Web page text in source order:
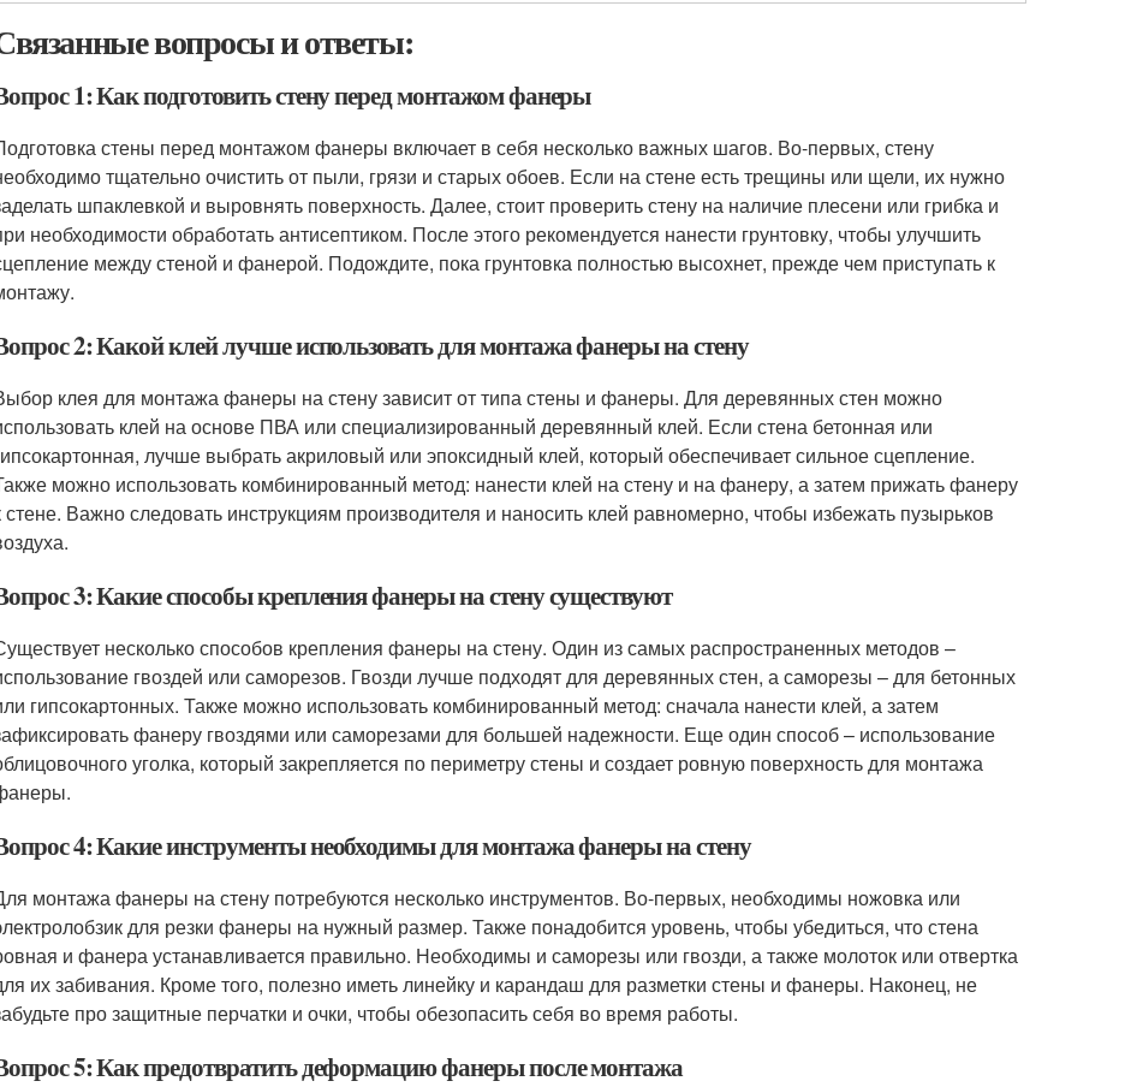
вопросы и ответы:
1: Как подготовить стену перед монтажом фанеры
стены перед монтажом фанеры включает в себя несколько важных шагов. Во-первых, стену
тщательно очистить от пыли, грязи и старых обоев. Если на стене есть трещины или щели, их нужно
шпаклевкой и выровнять поверхность. Далее, стоит проверить стену на наличие плесени или грибка и
необходимости обработать антисептиком. После этого рекомендуется нанести грунтовку, чтобы улучшить
между стеной и фанерой. Подождите, пока грунтовка полностью высохнет, прежде чем приступать к
2: Какой клей лучше использовать для монтажа фанеры на стену
клея для монтажа фанеры на стену зависит от типа стены и фанеры. Для деревянных стен можно
клей на основе ПВА или специализированный деревянный клей. Если стена бетонная или
лучше выбрать акриловый или эпоксидный клей, который обеспечивает сильное сцепление.
можно использовать комбинированный метод: нанести клей на стену и на фанеру, а затем прижать фанеру
стене. Важно следовать инструкциям производителя и наносить клей равномерно, чтобы избежать пузырьков
3: Какие способы крепления фанеры на стену существуют
несколько способов крепления фанеры на стену. Один из самых распространенных методов –
гвоздей или саморезов. Гвозди лучше подходят для деревянных стен, а саморезы – для бетонных
гипсокартонных. Также можно использовать комбинированный метод: сначала нанести клей, а затем
фанеру гвоздями или саморезами для большей надежности. Еще один способ – использование
уголка, который закрепляется по периметру стены и создает ровную поверхность для монтажа
4: Какие инструменты необходимы для монтажа фанеры на стену
монтажа фанеры на стену потребуются несколько инструментов. Во-первых, необходимы ножовка или
для резки фанеры на нужный размер. Также понадобится уровень, чтобы убедиться, что стена
и фанера устанавливается правильно. Необходимы и саморезы или гвозди, а также молоток или отвертка
их забивания. Кроме того, полезно иметь линейку и карандаш для разметки стены и фанеры. Наконец, не
про защитные перчатки и очки, чтобы обезопасить себя во время работы.
5: Как предотвратить деформацию фанеры после монтажа